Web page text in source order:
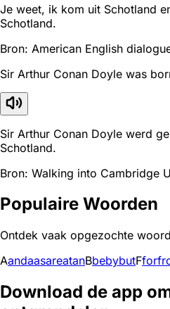
Je weet, ik kom uit Schotland
Schotland.
Bron: American English
Sir Arthur Conan Doyle was
Sir Arthur Conan Doyle werd
Schotland.
Bron: Walking into Cambridge
Populaire Woorden
Ontdek vaak opgezochte
AandaasareatanBbebybutFfor
Download de app